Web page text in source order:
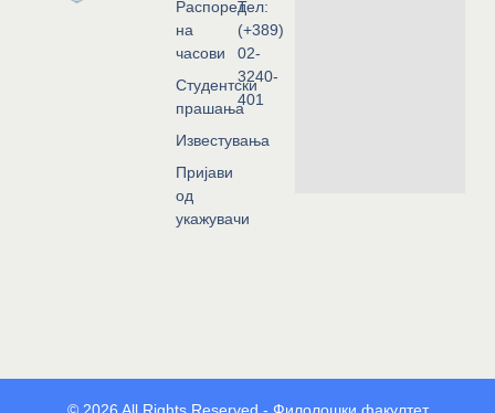
Распоред
на
часови
Студентски
прашања
Известувања
Пријави
од
укажувачи
Тел:
(+389)
02-
3240-
401